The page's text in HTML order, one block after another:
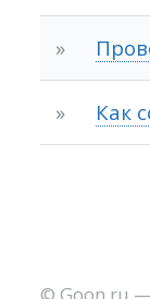
»
» Как